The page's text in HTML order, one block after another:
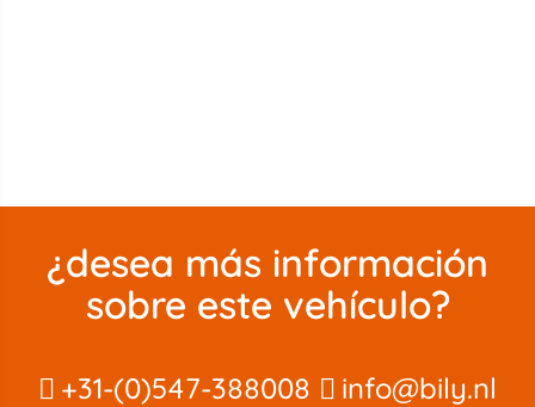
¿desea más información
sobre este vehículo?
+31-(0)547-388008 info@bily.nl